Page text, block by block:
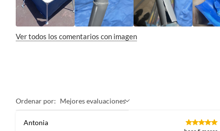
Ver todos los comentarios con imagen
Ordenar por: Mejores evaluaciones
Antonia